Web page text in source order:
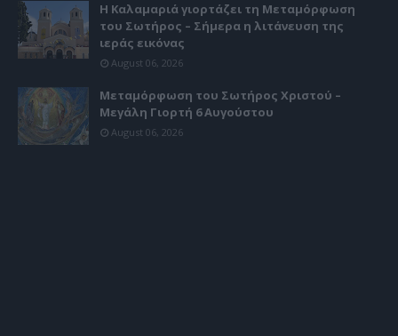
Η Καλαμαριά γιορτάζει τη Μεταμόρφωση
του Σωτήρος – Σήμερα η λιτάνευση της
ιεράς εικόνας
August 06, 2026
Μεταμόρφωση του Σωτήρος Χριστού –
Μεγάλη Γιορτή 6 Αυγούστου
August 06, 2026